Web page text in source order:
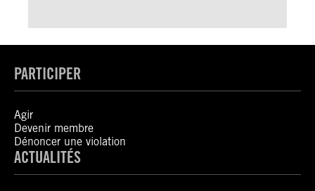
PARTICIPER
Agir
Devenir membre
Dénoncer une violation
ACTUALITÉS